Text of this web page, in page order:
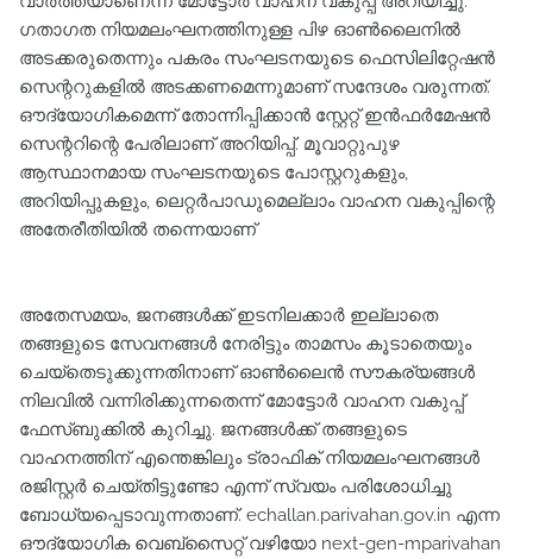
ഗതാഗത നിയമലംഘനത്തിനുള്ള പിഴ ഓൺലൈനിൽ
അടക്കരുതെന്നും പകരം സംഘടനയുടെ ഫെസിലിറ്റേഷൻ
സെന്ററുകളിൽ അടക്കണമെന്നുമാണ് സന്ദേശം വരുന്നത്.
ഔദ്യോഗികമെന്ന് തോന്നിപ്പിക്കാൻ സ്റ്റേറ്റ് ഇൻഫർമേഷൻ
സെന്ററിന്റെ പേരിലാണ് അറിയിപ്പ്. മൂവാറ്റുപുഴ
ആസ്ഥാനമായ സംഘടനയുടെ പോസ്റ്ററുകളും,
അറിയിപ്പുകളും, ലെറ്റർപാഡുമെല്ലാം വാഹന വകുപ്പിന്റെ
അതേരീതിയിൽ ത​ന്നെയാണ്
അതേസമയം, ജനങ്ങൾക്ക് ഇടനിലക്കാർ ഇല്ലാതെ
തങ്ങളുടെ സേവനങ്ങൾ നേരിട്ടും താമസം കൂടാതെയും
ചെയ്തെടുക്കുന്നതിനാണ് ഓൺലൈൻ സൗകര്യങ്ങൾ
നിലവിൽ വന്നിരിക്കുന്നതെന്ന് മോട്ടോർ വാഹന വകുപ്പ്
ഫേസ്ബുക്കിൽ കുറിച്ചു. ജനങ്ങൾക്ക് തങ്ങളുടെ
വാഹനത്തിന് എന്തെങ്കിലും ട്രാഫിക് നിയമലംഘനങ്ങൾ
രജിസ്റ്റർ ചെയ്തിട്ടുണ്ടോ എന്ന് സ്വയം പരിശോധിച്ചു
ബോധ്യപ്പെടാവുന്നതാണ്. echallan.parivahan.gov.in എന്ന
ഔദ്യോഗിക വെബ്സൈറ്റ് വഴിയോ next-gen-mparivahan